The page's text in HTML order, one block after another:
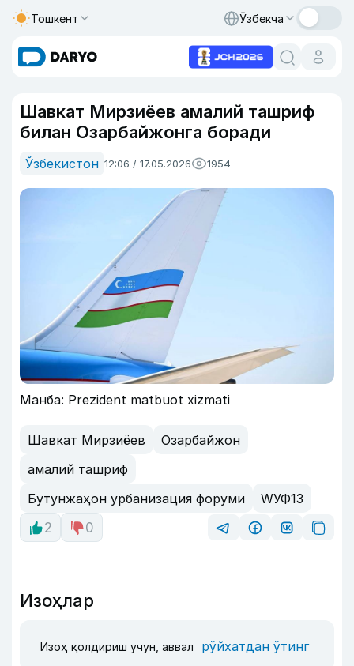
Тошкент Ўзбекча
Шавкат Мирзиёев амалий ташриф
билан Озарбайжонга боради
Ўзбекистон 12:06 / 17.05.2026 1954
Манба: Prezident matbuot xizmati
Шавкат Мирзиёев
Озарбайжон
амалий ташриф
Бутунжаҳон урбанизация форуми
WУФ13
2
0
Изоҳлар
Изоҳ қолдириш учун, аввал рўйхатдан ўтинг